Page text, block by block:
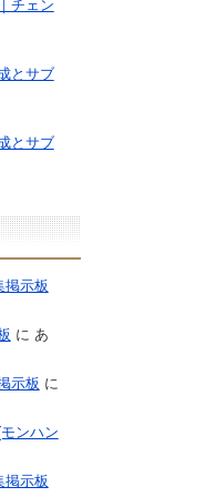
チェン
とサブ
とサブ
掲示板
に あ
示板 に
ンハン
掲示板